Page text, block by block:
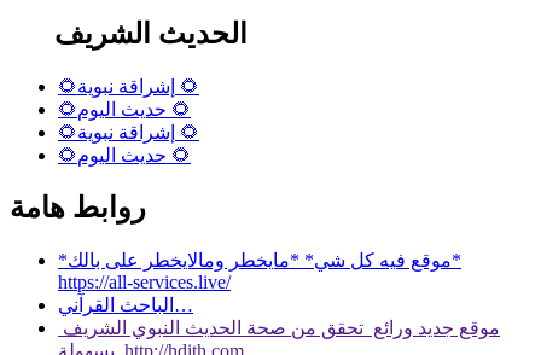
الحديث الشريف
🌻إشراقة نبوية 🌻
🌻حديث اليوم 🌻
🌻إشراقة نبوية 🌻
🌻حديث اليوم 🌻
روابط هامة
*موقع فيه كل شي* *مايخطر ومالايخطر على بالك*
https://all-services.live/
الباحث القرآني…
موقع جديد ورائع تحقق من صحة الحديث النبوي الشريف
بسهولة http://hdith.com